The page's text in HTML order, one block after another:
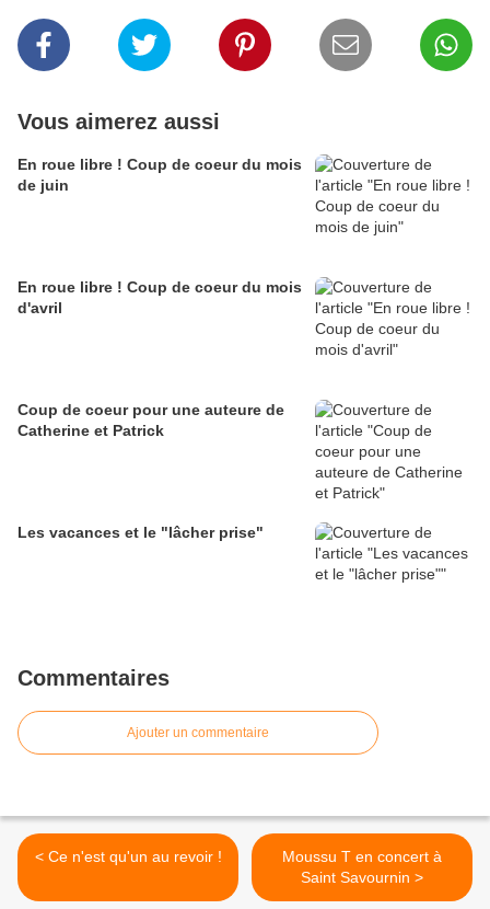
Vous aimerez aussi
En roue libre ! Coup de coeur du mois
de juin
En roue libre ! Coup de coeur du mois
d'avril
Coup de coeur pour une auteure de
Catherine et Patrick
Les vacances et le "lâcher prise"
Commentaires
Ajouter un commentaire
< Ce n'est qu'un au revoir !
Moussu T en concert à
Saint Savournin >